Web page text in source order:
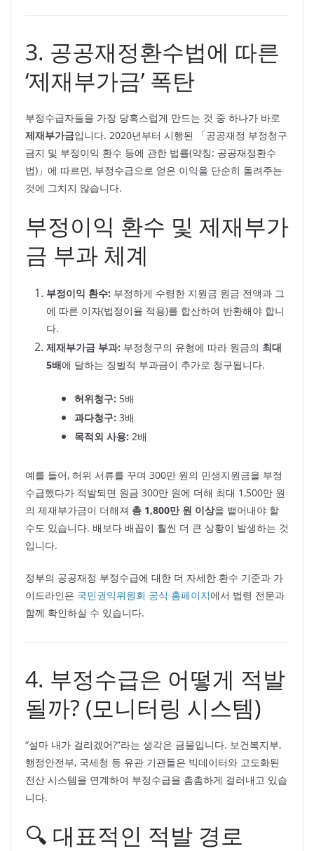
3. 공공재정환수법에 따른
‘제재부가금’ 폭탄
부정수급자들을 가장 당혹스럽게 만드는 것 중 하나가 바로
제재부가금입니다. 2020년부터 시행된 「공공재정 부정청구
금지 및 부정이익 환수 등에 관한 법률(약칭: 공공재정환수
법)」에 따르면, 부정수급으로 얻은 이익을 단순히 돌려주는
것에 그치지 않습니다.
부정이익 환수 및 제재부가
금 부과 체계
부정이익 환수: 부정하게 수령한 지원금 원금 전액과 그
에 따른 이자(법정이율 적용)를 합산하여 반환해야 합니
다.
제재부가금 부과: 부정청구의 유형에 따라 원금의 최대
5배에 달하는 징벌적 부과금이 추가로 청구됩니다.
허위청구: 5배
과다청구: 3배
목적외 사용: 2배
예를 들어, 허위 서류를 꾸며 300만 원의 민생지원금을 부정
수급했다가 적발되면 원금 300만 원에 더해 최대 1,500만 원
의 제재부가금이 더해져 총 1,800만 원 이상을 뱉어내야 할
수도 있습니다. 배보다 배꼽이 훨씬 더 큰 상황이 발생하는 것
입니다.
정부의 공공재정 부정수급에 대한 더 자세한 환수 기준과 가
이드라인은 국민권익위원회 공식 홈페이지에서 법령 전문과
함께 확인하실 수 있습니다.
4. 부정수급은 어떻게 적발
될까? (모니터링 시스템)
“설마 내가 걸리겠어?”라는 생각은 금물입니다. 보건복지부,
행정안전부, 국세청 등 유관 기관들은 빅데이터와 고도화된
전산 시스템을 연계하여 부정수급을 촘촘하게 걸러내고 있습
니다.
🔍 대표적인 적발 경로